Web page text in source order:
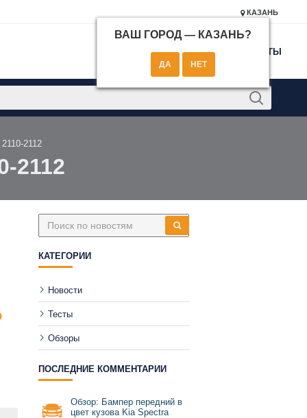
КАЗАНЬ
ВАШ ГОРОД — КАЗАНЬ?
КОНТАКТЫ
2112
2112
КАТЕГОРИИ
Новости
Тесты
Обзоры
ПОСЛЕДНИЕ КОММЕНТАРИИ
Обзор: Бампер передний в
цвет кузова Kia Spectra